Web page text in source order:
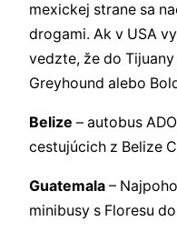
mexickej strane sa
drogami. Ak v USA
vedzte, že do
Greyhound alebo
Belize – autobus
cestujúcich z Belize
Guatemala –
minibusy s Floresu